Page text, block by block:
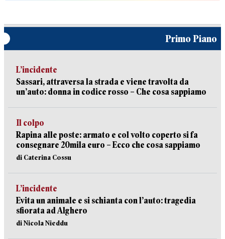
Primo Piano
L’incidente
Sassari, attraversa la strada e viene travolta da
un’auto: donna in codice rosso – Che cosa sappiamo
Il colpo
Rapina alle poste: armato e col volto coperto si fa
consegnare 20mila euro – Ecco che cosa sappiamo
di Caterina Cossu
L’incidente
Evita un animale e si schianta con l’auto: tragedia
sfiorata ad Alghero
di Nicola Nieddu